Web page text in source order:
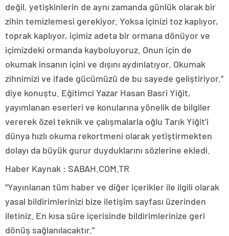
değil, yetişkinlerin de aynı zamanda günlük olarak bir
zihin temizlemesi gerekiyor. Yoksa içinizi toz kaplıyor,
toprak kaplıyor, içimiz adeta bir ormana dönüyor ve
içimizdeki ormanda kayboluyoruz. Onun için de
okumak insanın içini ve dışını aydınlatıyor. Okumak
zihnimizi ve ifade gücümüzü de bu sayede geliştiriyor.”
diye konuştu. Eğitimci Yazar Hasan Basri Yiğit,
yayımlanan eserleri ve konularına yönelik de bilgiler
vererek özel teknik ve çalışmalarla oğlu Tarık Yiğit’i
dünya hızlı okuma rekortmeni olarak yetiştirmekten
dolayı da büyük gurur duyduklarını sözlerine ekledi.
Haber Kaynak : SABAH.COM.TR
“Yayınlanan tüm haber ve diğer içerikler ile ilgili olarak
yasal bildirimlerinizi bize iletişim sayfası üzerinden
iletiniz. En kısa süre içerisinde bildirimlerinize geri
dönüş sağlanılacaktır.”